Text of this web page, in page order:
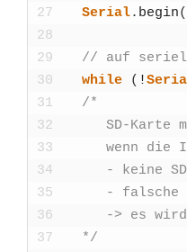
27
28
29
30
31
32
33
34
35
36
37
Seri­al. begin(
// auf
while
( !
/*
SD-Kar­te mit
wenn die
- kei­ne SD-
- fal­sche
-> es wird
*/